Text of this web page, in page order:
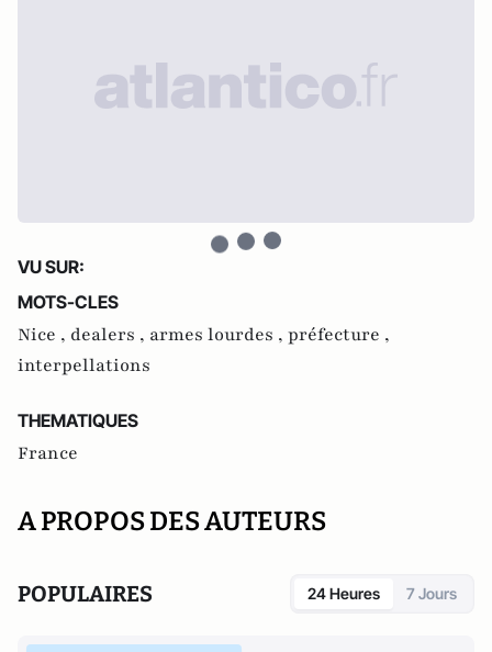
VU SUR:
MOTS-CLES
Nice , dealers , armes lourdes , préfecture ,
interpellations
THEMATIQUES
France
A PROPOS DES AUTEURS
POPULAIRES 24 Heures 7 Jours